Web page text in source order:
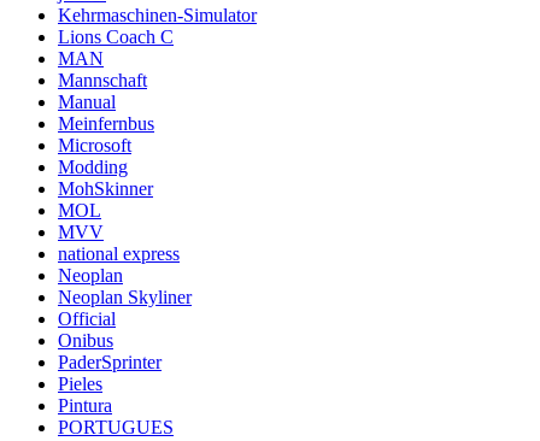
Kehrmaschinen-Simulator
Lions Coach C
MAN
Mannschaft
Manual
Meinfernbus
Microsoft
Modding
MohSkinner
MOL
MVV
national express
Neoplan
Neoplan Skyliner
Official
Onibus
PaderSprinter
Pieles
Pintura
PORTUGUES